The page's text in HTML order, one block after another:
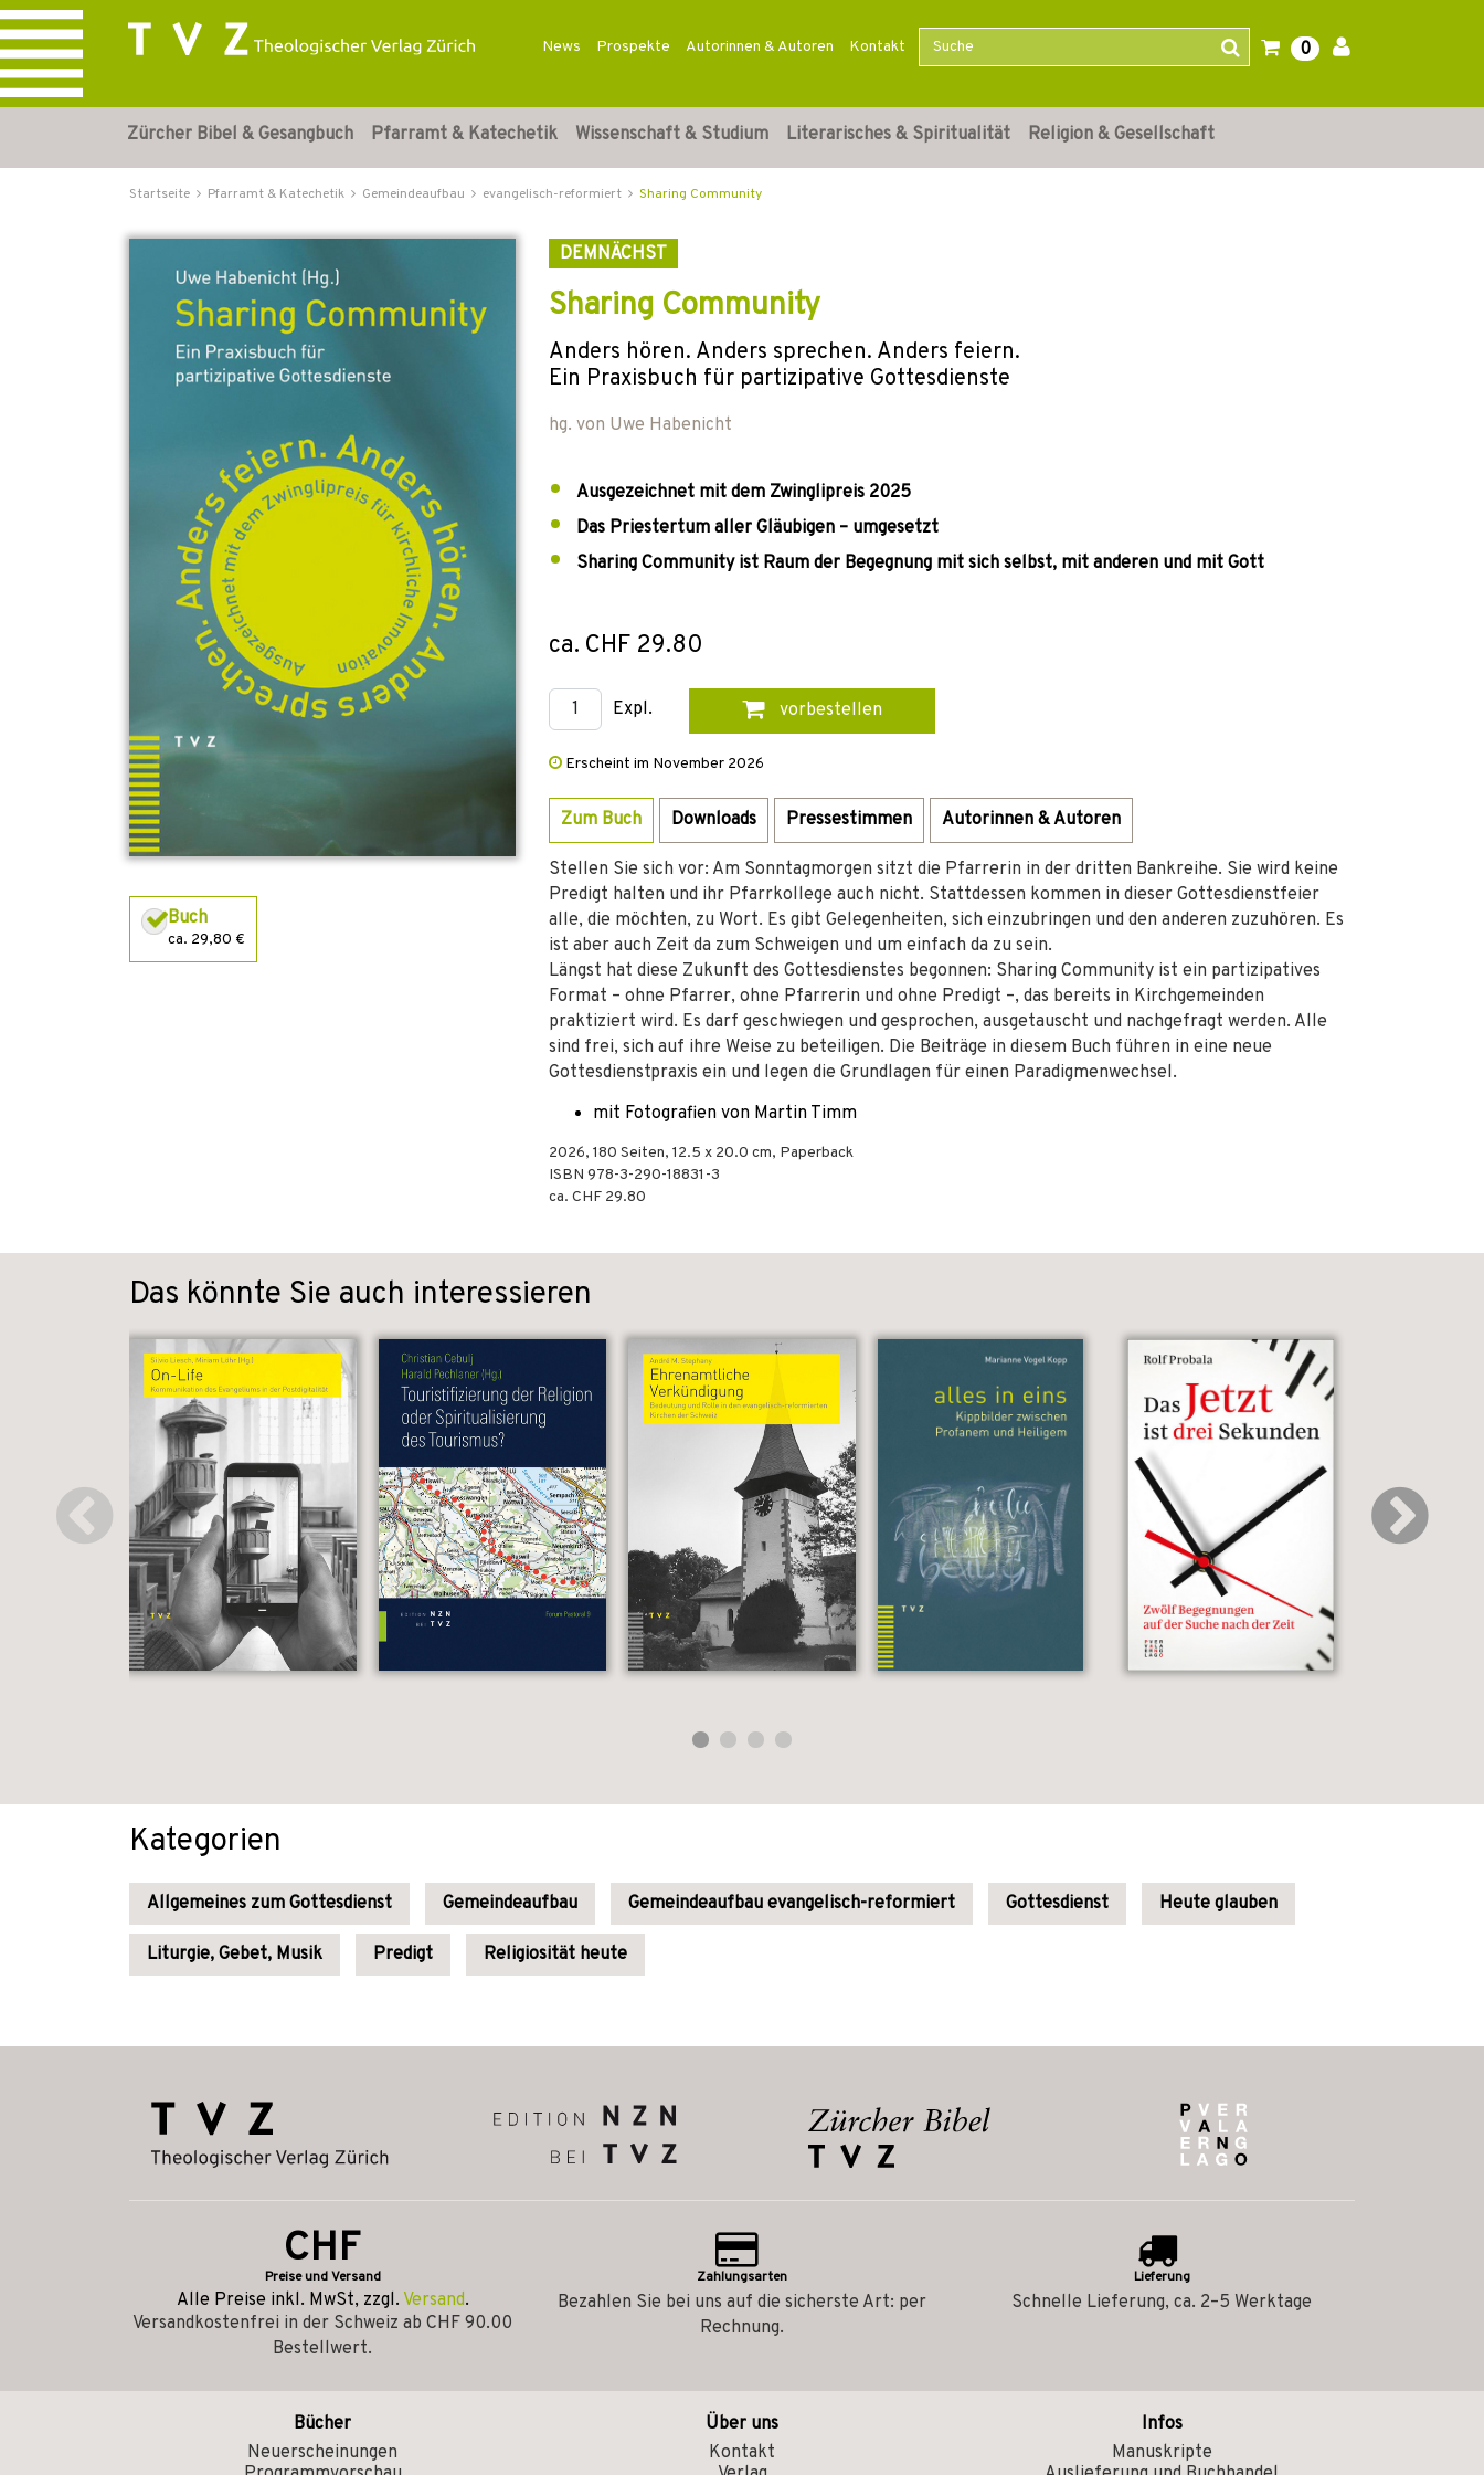
News Prospekte Autorinnen & Autoren Kontakt 0
Zürcher Bibel & Gesangbuch Pfarramt & Katechetik Wissenschaft & Studium Literarisches & Spiritualität Religion & Gesellschaft
Startseite Pfarramt & Katechetik Gemeindeaufbau evangelisch-reformiert Sharing Community
Buch
ca. 29,80 €
DEMNÄCHST
Sharing Community
Anders hören. Anders sprechen. Anders feiern.
Ein Praxisbuch für partizipative Gottesdienste
hg. von Uwe Habenicht
Ausgezeichnet mit dem Zwinglipreis 2025
Das Priestertum aller Gläubigen – umgesetzt
Sharing Community ist Raum der Begegnung mit sich selbst, mit anderen und mit Gott
ca. CHF 29.80
Expl. vorbestellen
Erscheint im November 2026
Zum Buch Downloads Pressestimmen Autorinnen & Autoren
Stellen Sie sich vor: Am Sonntagmorgen sitzt die Pfarrerin in der dritten Bankreihe. Sie wird keine
Predigt halten und ihr Pfarrkollege auch nicht. Stattdessen kommen in dieser Gottesdienstfeier
alle, die möchten, zu Wort. Es gibt Gelegenheiten, sich einzubringen und den anderen zuzuhören. Es
ist aber auch Zeit da zum Schweigen und um einfach da zu sein.
Längst hat diese Zukunft des Gottesdienstes begonnen: Sharing Community ist ein partizipatives
Format – ohne Pfarrer, ohne Pfarrerin und ohne Predigt –, das bereits in Kirchgemeinden
praktiziert wird. Es darf geschwiegen und gesprochen, ausgetauscht und nachgefragt werden. Alle
sind frei, sich auf ihre Weise zu beteiligen. Die Beiträge in diesem Buch führen in eine neue
Gottesdienstpraxis ein und legen die Grundlagen für einen Paradigmenwechsel.
mit Fotografien von Martin Timm
2026, 180 Seiten, 12.5 x 20.0 cm, Paperback
ISBN 978-3-290-18831-3
ca. CHF 29.80
Das könnte Sie auch interessieren
Kategorien
Allgemeines zum Gottesdienst Gemeindeaufbau Gemeindeaufbau evangelisch-reformiert Gottesdienst Heute glauben
Liturgie, Gebet, Musik Predigt Religiosität heute
CHF
Preise und Versand
Alle Preise inkl. MwSt, zzgl. Versand.
Versandkostenfrei in der Schweiz ab CHF 90.00
Bestellwert.
Zahlungsarten
Bezahlen Sie bei uns auf die sicherste Art: per
Rechnung.
Lieferung
Schnelle Lieferung, ca. 2–5 Werktage
Bücher
Neuerscheinungen
Über uns
Kontakt
Infos
Manuskripte